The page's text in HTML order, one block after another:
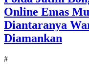
Online Emas
Diantaranya
Diamankan
#